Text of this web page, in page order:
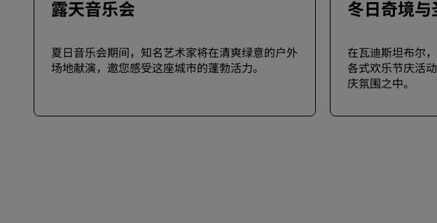
露天音乐会
夏日音乐会期间，知名艺术家将在清爽绿意的户外
场地献演，邀您感受这座城市的蓬勃活力。
冬日奇境
在瓦迪斯坦布尔
各式欢乐节庆活
庆氛围之中。